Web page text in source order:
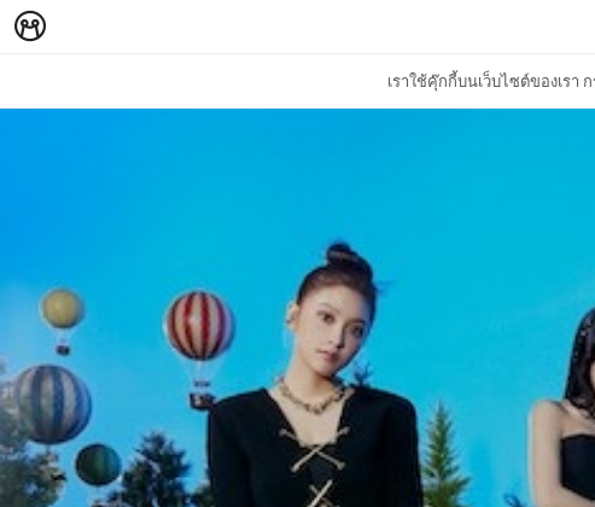
เราใช้คุ๊กกี้บนเว็บไซต์ของเรา